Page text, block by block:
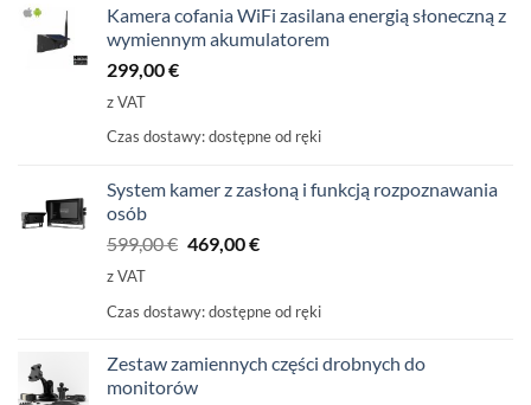
Kamera cofania WiFi zasilana energią słoneczną z
wymiennym akumulatorem
299,00€
z VAT
Czas dostawy:dostępne od ręki
System kamer z zasłoną i funkcją rozpoznawania
osób
599,00€ Pierwotna
599,00
469,00€Aktualna
469,00
z VAT
Czas dostawy:dostępne od ręki
Zestaw zamiennych części drobnych do
monitorów